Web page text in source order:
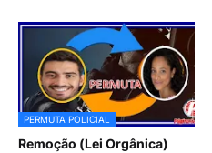
PERMUTA POLICIAL
Remoção (Lei Orgânica)